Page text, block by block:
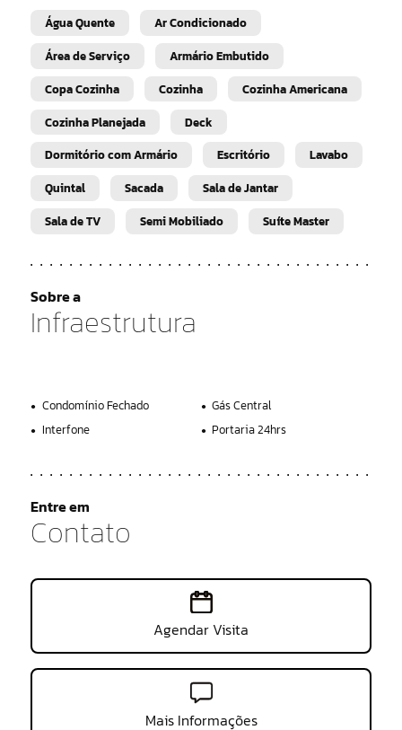
Água Quente
Ar Condicionado
Área de Serviço
Armário Embutido
Copa Cozinha
Cozinha
Cozinha Americana
Cozinha Planejada
Deck
Dormitório com Armário
Escritório
Lavabo
Quintal
Sacada
Sala de Jantar
Sala de TV
Semi Mobiliado Suíte Master
Sobre a
Infraestrutura
Condomínio Fechado
Gás Central
Interfone
Portaria 24hrs
Entre em
Contato
Agendar Visita
Mais Informações